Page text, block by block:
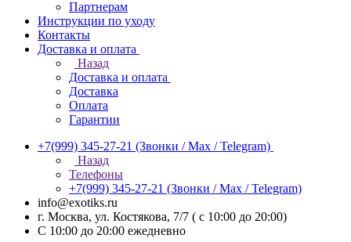
Партнерам
Инструкции по уходу
Контакты
Доставка и оплата
Назад
Доставка и оплата
Доставка
Оплата
Гарантии
+7(999) 345-27-21 (Звонки / Max / Telegram)
Назад
Телефоны
+7(999) 345-27-21 (Звонки / Max / Telegram)
info@exotiks.ru
г. Москва, ул. Костякова, 7/7 ( с 10:00 до 20:00)
С 10:00 до 20:00 ежедневно